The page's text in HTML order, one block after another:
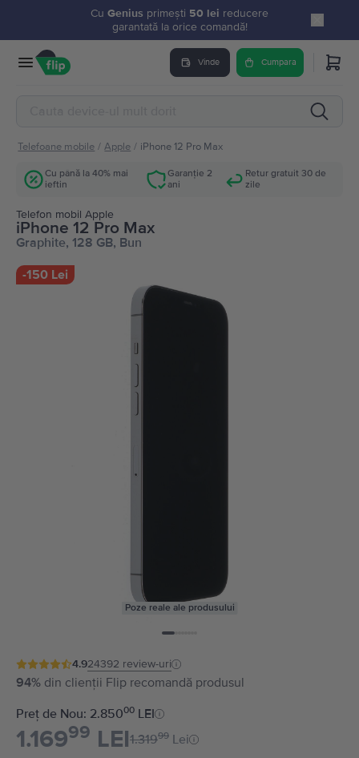
Cu Genius primești 50 lei reducere
garantată la orice comandă!
Vinde Cumpara
Telefoane mobile / Apple / iPhone 12 Pro Max
Cu până la 40% mai
ieftin
Garanție 2
ani
Retur gratuit 30 de
zile
Telefon mobil Apple
iPhone 12 Pro Max
Graphite, 128 GB, Bun
-150 Lei
Poze reale ale produsului
4.924392 review-uri
94% din clienții Flip recomandă produsul
Preț de Nou: 2.85000 LEI
1.16999 LEI1.31999 Lei